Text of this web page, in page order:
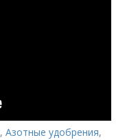
,Азотные удобрения,